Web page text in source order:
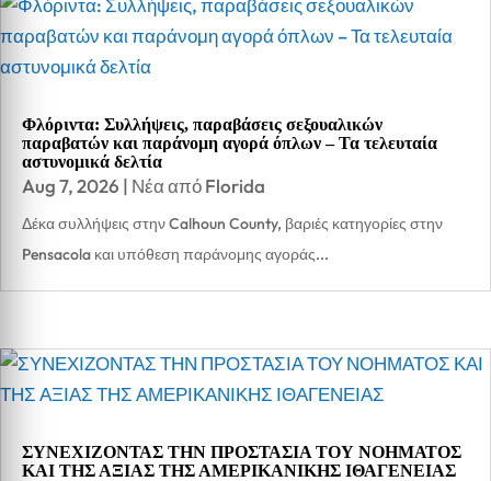
Φλόριντα: Συλλήψεις, παραβάσεις σεξουαλικών
παραβατών και παράνομη αγορά όπλων – Τα τελευταία
αστυνομικά δελτία
Aug 7, 2026 | Νέα από Florida
Δέκα συλλήψεις στην Calhoun County, βαριές κατηγορίες στην
Pensacola και υπόθεση παράνομης αγοράς...
ΣΥΝΕΧΙΖΟΝΤΑΣ ΤΗΝ ΠΡΟΣΤΑΣΙΑ ΤΟΥ ΝΟΗΜΑΤΟΣ
ΚΑΙ ΤΗΣ ΑΞΙΑΣ ΤΗΣ ΑΜΕΡΙΚΑΝΙΚΗΣ ΙΘΑΓΕΝΕΙΑΣ